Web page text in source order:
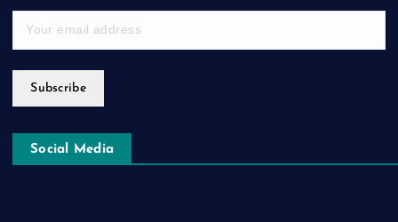
Subscribe
Social Media